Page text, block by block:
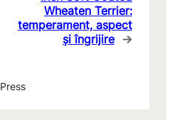
Wheaten Terrier:
temperament, aspect
și îngrijire →
Press